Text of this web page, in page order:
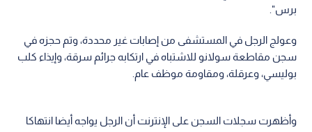
برس".
وعولج الرجل في المستشفى من إصابات غير محددة، وتم حجزه في
سجن مقاطعة سولانو للاشتباه في ارتكابه جرائم سرقة، وإيذاء كلب
بوليسي، وعرقلة، ومقاومة موظف عام.
وأظهرت سجلات السجن على الإنترنت أن الرجل يواجه أيضا انتهاكا